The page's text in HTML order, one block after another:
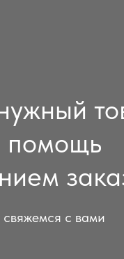
помощь
с вами